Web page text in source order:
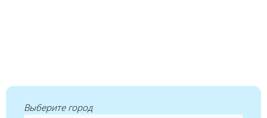
Выберите город